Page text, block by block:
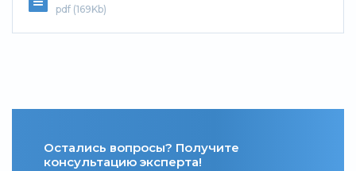
pdf (169Kb)
Остались вопросы? Получите
консультацию эксперта!